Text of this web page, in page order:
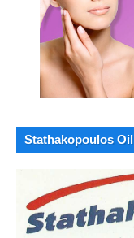
Stathakopoulos Oil